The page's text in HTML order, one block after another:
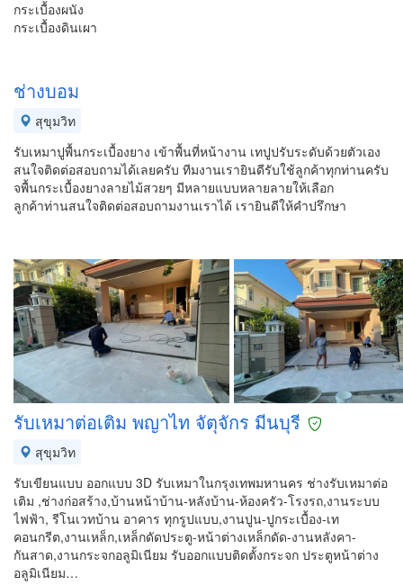
กระเบื้องผนัง
กระเบื้องดินเผา
ช่างบอม
สุขุมวิท
รับเหมาปูพื้นกระเบื้องยาง เข้าพื้นที่หน้างาน เทปูปรับระดับด้วยตัวเอง
สนใจติดต่อสอบถามได้เลยครับ ทีมงานเรายินดีรับใช้ลูกค้าทุกท่านครับ
จพื้นกระเบื้องยางลายไม้สวยๆ มีหลายแบบหลายลายให้เลือก
ลูกค้าท่านสนใจติดต่อสอบถามงานเราได้ เรายินดีให้คำปรึกษา
รับเหมาต่อเติม พญาไท จัตุจักร มีนบุรี
สุขุมวิท
รับเขียนแบบ ออกแบบ 3D รับเหมาในกรุงเทพมหานคร ช่างรับเหมาต่อ
เติม ,ช่างก่อสร้าง,บ้านหน้าบ้าน-หลังบ้าน-ห้องครัว-โรงรถ,งานระบบ
ไฟฟ้า, รีโนเวทบ้าน อาคาร ทุกรูปแบบ,งานปูน-ปูกระเบื้อง-เท
คอนกรีต,งานเหล็ก,เหล็กดัดประตู-หน้าต่างเหล็กดัด-งานหลังคา-
กันสาด,งานกระจกอลูมิเนียม รับออกแบบติดตั้งกระจก ประตูหน้าต่าง
อลูมิเนียม…